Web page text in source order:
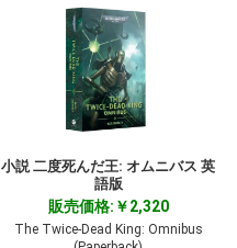
小説 二度死んだ王: オムニバス 英
語版
販売価格:￥2,320
The Twice-Dead King: Omnibus